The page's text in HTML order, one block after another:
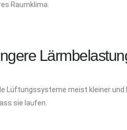
Raumklima.
Lüftungssysteme meist kleiner
sie laufen.